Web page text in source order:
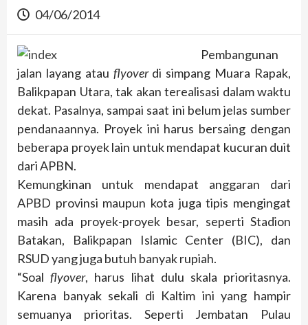
04/06/2014
Pembangunan
jalan layang atau flyoverdi simpang Muara Rapak,
Balikpapan Utara, tak akan terealisasi dalam waktu
dekat. Pasalnya, sampai saat ini belum jelas sumber
pendanaannya. Proyek ini harus bersaing dengan
beberapa proyek lain untuk mendapat kucuran duit
dari APBN.
Kemungkinan untuk mendapat anggaran dari
APBD provinsi maupun kota juga tipis mengingat
masih ada proyek-proyek besar, seperti Stadion
Batakan, Balikpapan Islamic Center (BIC), dan
RSUD yang juga butuh banyak rupiah.
“Soalflyover, harus lihat dulu skala prioritasnya.
Karena banyak sekali di Kaltim ini yang hampir
semuanya prioritas. Seperti Jembatan Pulau